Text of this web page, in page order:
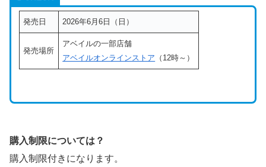
発売日 2026年6月6日（日）
発売場所
アベイルの一部店舗
アベイルオンラインストア （12時～）
購入制限については？
購入制限付きになります。